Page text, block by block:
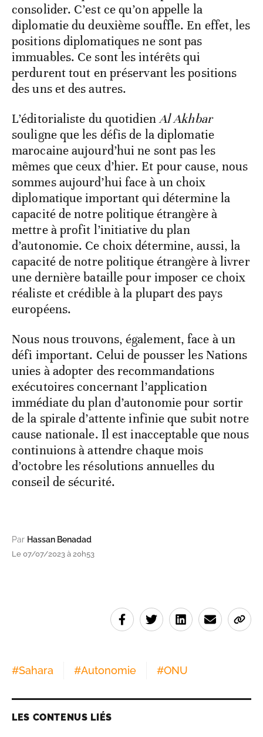
consolider. C’est ce qu’on appelle la
diplomatie du deuxième souffle. En effet, les
positions diplomatiques ne sont pas
immuables. Ce sont les intérêts qui
perdurent tout en préservant les positions
des uns et des autres.
L’éditorialiste du quotidienAl Akhbar
souligne que les défis de la diplomatie
marocaine aujourd’hui ne sont pas les
mêmes que ceux d’hier. Et pour cause, nous
sommes aujourd’hui face à un choix
diplomatique important qui détermine la
capacité de notre politique étrangère à
mettre à profit l’initiative du plan
d’autonomie. Ce choix détermine, aussi, la
capacité de notre politique étrangère à livrer
une dernière bataille pour imposer ce choix
réaliste et crédible à la plupart des pays
européens.
Nous nous trouvons, également, face à un
défi important. Celui de pousser les Nations
unies à adopter des recommandations
exécutoires concernant l’application
immédiate du plan d’autonomie pour sortir
de la spirale d’attente infinie que subit notre
cause nationale. Il est inacceptable que nous
continuions à attendre chaque mois
d’octobre les résolutions annuelles du
conseil de sécurité.
Par Hassan Benadad
Le 07/07/2023 à 20h53
#Sahara #Autonomie #ONU
LES CONTENUS LIÉS